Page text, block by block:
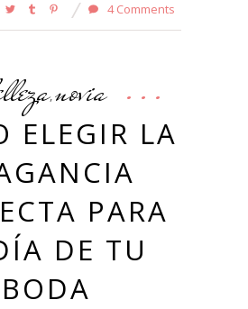
4 Comments
,novia
ELEGIR LA
PARA
DE TU
BODA